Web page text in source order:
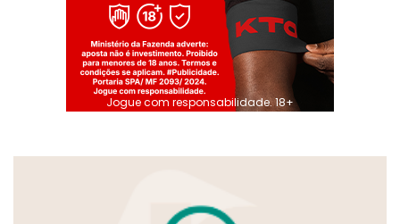
Jogue com responsabilidade. 18+